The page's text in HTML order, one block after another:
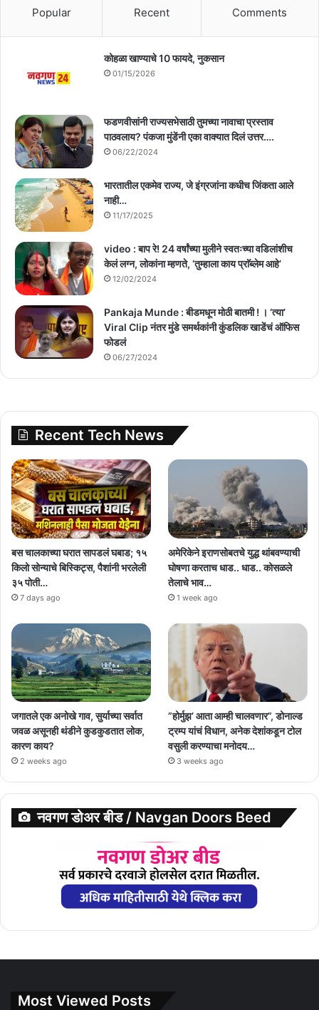
Popular Recent Comments
कोहळा खाण्याचे 10 फायदे, नुकसान
01/15/2026
फडणवीसांनी राज्यसभेसाठी तुमच्या नावाचा प्रस्ताव
पाठवलाय? पंकजा मुंडेंनी एका वाक्यात दिलं उत्तर….
06/22/2024
भारतातील एकमेव राज्य, जे इंग्रजांना कधीच जिंकता आले
नाही…
11/17/2025
video : बाप रे! 24 वर्षांच्या मुलीने स्वतःच्या वडिलांशीच
केलं लग्न, लोकांना म्हणते, ‘तुम्हाला काय प्राॅब्लेम आहे’
12/02/2024
Pankaja Munde : बीडमधून मोठी बातमी ! । ‘त्या’
Viral Clip नंतर मुंडे समर्थकांनी कुंडलिक खाडेंचं ऑफिस
फोडलं
06/27/2024
Recent Tech News
बस चालकाच्या घरात सापडलं घबाड; १५
किलो सोन्याचे बिस्किट्स, पैशांनी भरलेली
३५ पोती…
7 days ago
अमेरिकेने इराणसोबतचे युद्ध थांबवण्याची
घोषणा करताच धाड.. धाड.. कोसळले
तेलाचे भाव…
1 week ago
जगातले एक अनोखे गाव, सुर्याच्या सर्वात
जवळ असूनही थंडीने कुडकुडतात लोक,
कारण काय?
2 weeks ago
”होर्मुझ’ आता आम्ही चालवणार”, डोनाल्ड
ट्रम्प यांचं विधान, अनेक देशांकडून टोल
वसुली करण्याचा मनोदय…
3 weeks ago
नवगण डोअर बीड / Navgan Doors Beed
Most Viewed Posts